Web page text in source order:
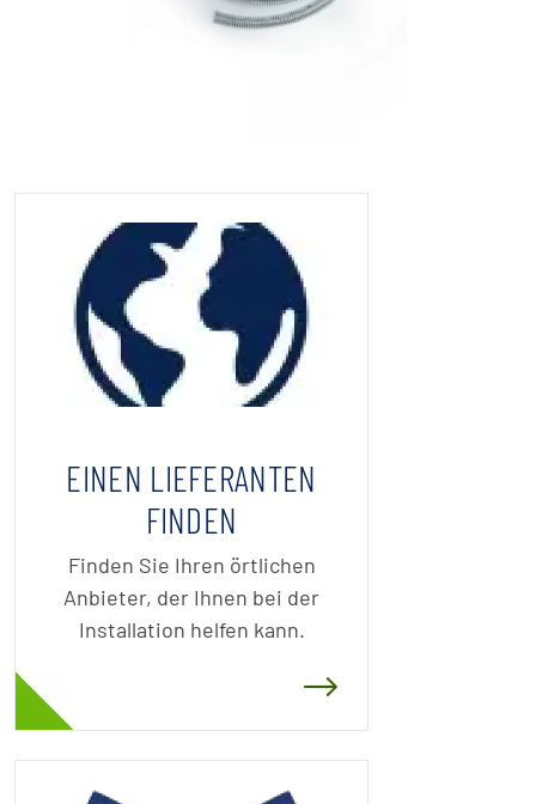
EINEN LIEFERANTEN
FINDEN
Finden Sie Ihren örtlichen
Anbieter, der Ihnen bei der
Installation helfen kann.